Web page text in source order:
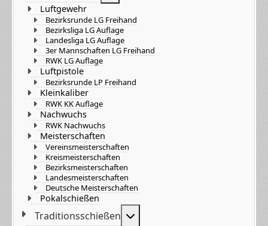
Luftgewehr
Bezirksrunde LG Freihand
Bezirksliga LG Auflage
Landesliga LG Auflage
3er Mannschaften LG Freihand
RWK LG Auflage
Luftpistole
Bezirksrunde LP Freihand
Kleinkaliber
RWK KK Auflage
Nachwuchs
RWK Nachwuchs
Meisterschaften
Vereinsmeisterschaften
Kreismeisterschaften
Bezirksmeisterschaften
Landesmeisterschaften
Deutsche Meisterschaften
Pokalschießen
Traditionsschießen